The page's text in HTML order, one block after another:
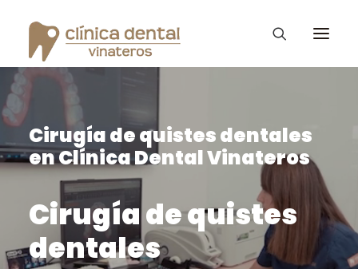
Ortodoncia Invisible
Diseño de Sonrisa
Vinateros Kids
Tratamientos
La clínica Dental
Cirugía de quistes dentales
en Clínica Dental Vinateros
Cirugía de quistes
dentales